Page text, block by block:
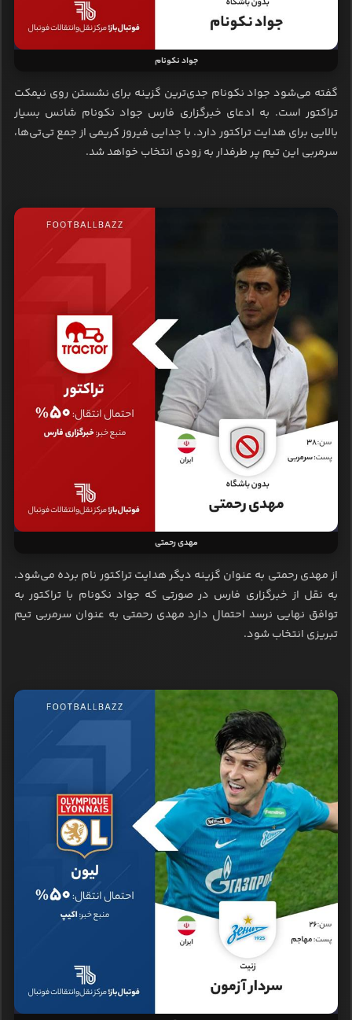
جواد نکونام
گفته می‌شود جواد نکونام جدی‌ترین گزینه برای نشستن روی نیمکت
تراکتور است. به ادعای خبرگزاری فارس جواد نکونام شانس بسیار
بالایی برای هدایت تراکتور دارد. با جدایی فیروز کریمی از جمع تی‌تی‌ها،
سرمربی این تیم پر طرفدار به زودی انتخاب خواهد شد.
مهدی رحمتی
از مهدی رحمتی به عنوان گزینه دیگر هدایت تراکتور نام برده می‌شود.
به نقل از خبرگزاری فارس در صورتی که جواد نکونام با تراکتور به
توافق نهایی نرسد احتمال دارد مهدی رحمتی به عنوان سرمربی تیم
تبریزی انتخاب شود.